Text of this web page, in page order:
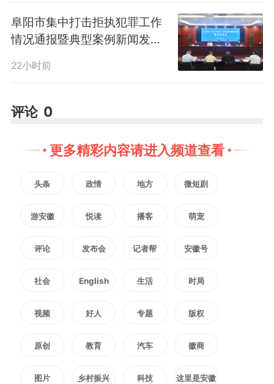
麦夏收，全市组织联合收割机2.35
万台，其中外地跨入作业8700多
台，小麦抢收已经过半，预计未来
3天基本完成。刘玉杰十分关心农
乡“麦客之家”，对关屯乡连续6年
主动开放政府大院，为跨区作业人
员免费提供就餐送餐、洗漱住宿，
高效保障作业对接、农机维修、加
油服务等给予充分肯定。刘玉杰表
示，近年来阜阳市涌现了一大批为
农机手贴心服务的“麦客之家”，特
阜阳市集中打击拒执犯罪工作
情况通报暨典型案例新闻发布
22小时前
评论 0
更多精彩内容请进入频道查看
头条 政情 地方 微短剧
游安徽 悦读 播客 萌宠
评论 发布会 记者帮 安徽号
社会 English 生活 时局
视频 好人 专题 版权
原创 教育 汽车 徽商
图片 乡村振兴 科技 这里是安徽